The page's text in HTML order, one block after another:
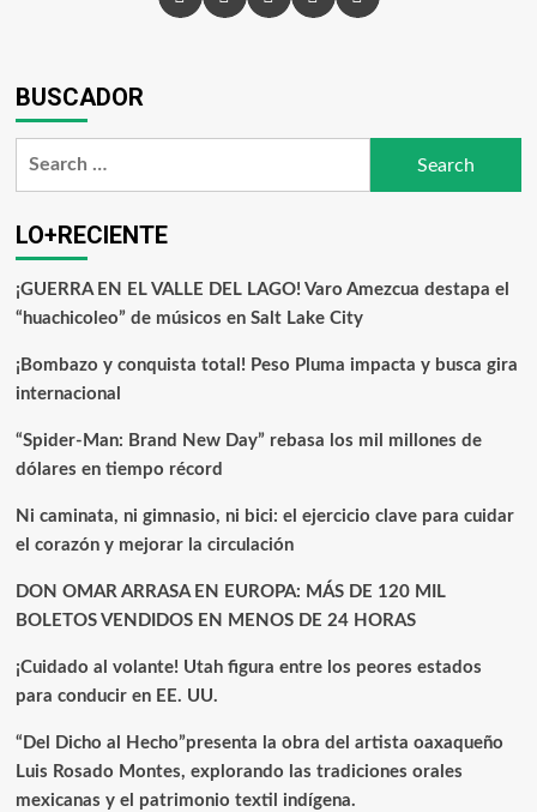
BUSCADOR
LO+RECIENTE
¡GUERRA EN EL VALLE DEL LAGO! Varo Amezcua destapa el
“huachicoleo” de músicos en Salt Lake City
¡Bombazo y conquista total! Peso Pluma impacta y busca gira
internacional
“Spider-Man: Brand New Day” rebasa los mil millones de
dólares en tiempo récord
Ni caminata, ni gimnasio, ni bici: el ejercicio clave para cuidar
el corazón y mejorar la circulación
DON OMAR ARRASA EN EUROPA: MÁS DE 120 MIL
BOLETOS VENDIDOS EN MENOS DE 24 HORAS
¡Cuidado al volante! Utah figura entre los peores estados
para conducir en EE. UU.
“Del Dicho al Hecho”presenta la obra del artista oaxaqueño
Luis Rosado Montes, explorando las tradiciones orales
mexicanas y el patrimonio textil indígena.